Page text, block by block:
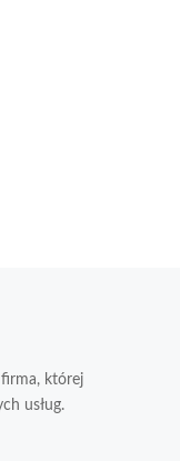
której
usług.